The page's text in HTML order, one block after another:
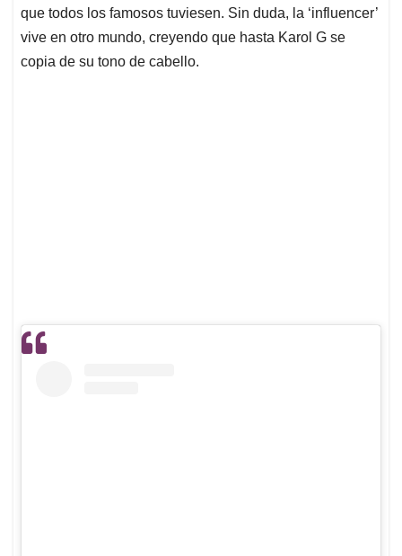
que todos los famosos tuviesen. Sin duda, la ‘influencer’
vive en otro mundo, creyendo que hasta Karol G se
copia de su tono de cabello.